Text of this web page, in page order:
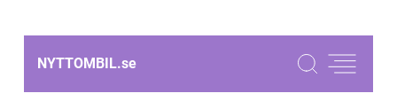
NYTTOMBIL.se